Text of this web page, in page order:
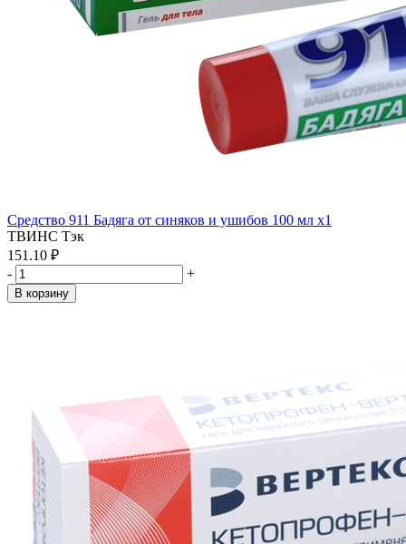
Средство 911 Бадяга от синяков и ушибов 100 мл x1
ТВИНС Тэк
151.10 ₽
-
+
В корзину